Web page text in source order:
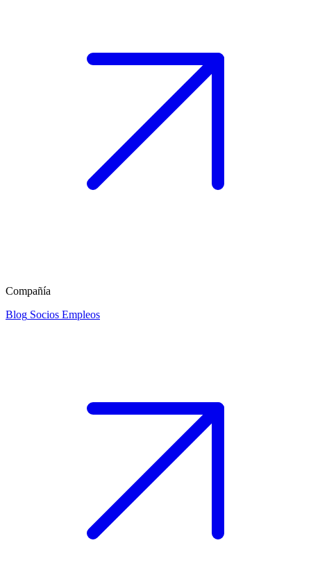
Compañía
Blog Socios Empleos